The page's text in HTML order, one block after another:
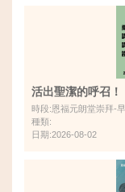
活出聖潔的呼召！
時段:恩福元朗堂崇拜-
種類:
日期:2026-08-02